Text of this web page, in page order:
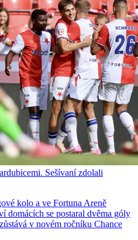
Sešívaní zdolali
kolo a ve Fortuna Areně
domácích se postaral dvěma góly
v novém ročníku Chance